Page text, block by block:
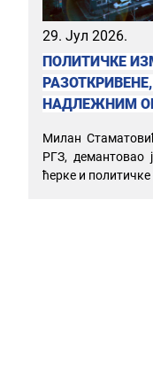
29. Јул 2026.
ПОЛИТИЧКЕ
НАДЛЕЖНИМ
Милан
РГЗ, демантовао
ћерке и